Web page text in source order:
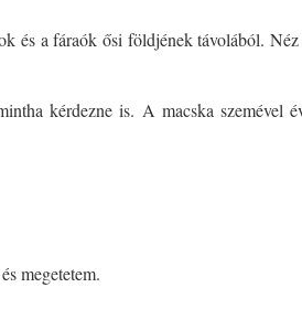
és a fáraók ősi földjének távolából.
kérdezne is. A macska szemével
megetetem.